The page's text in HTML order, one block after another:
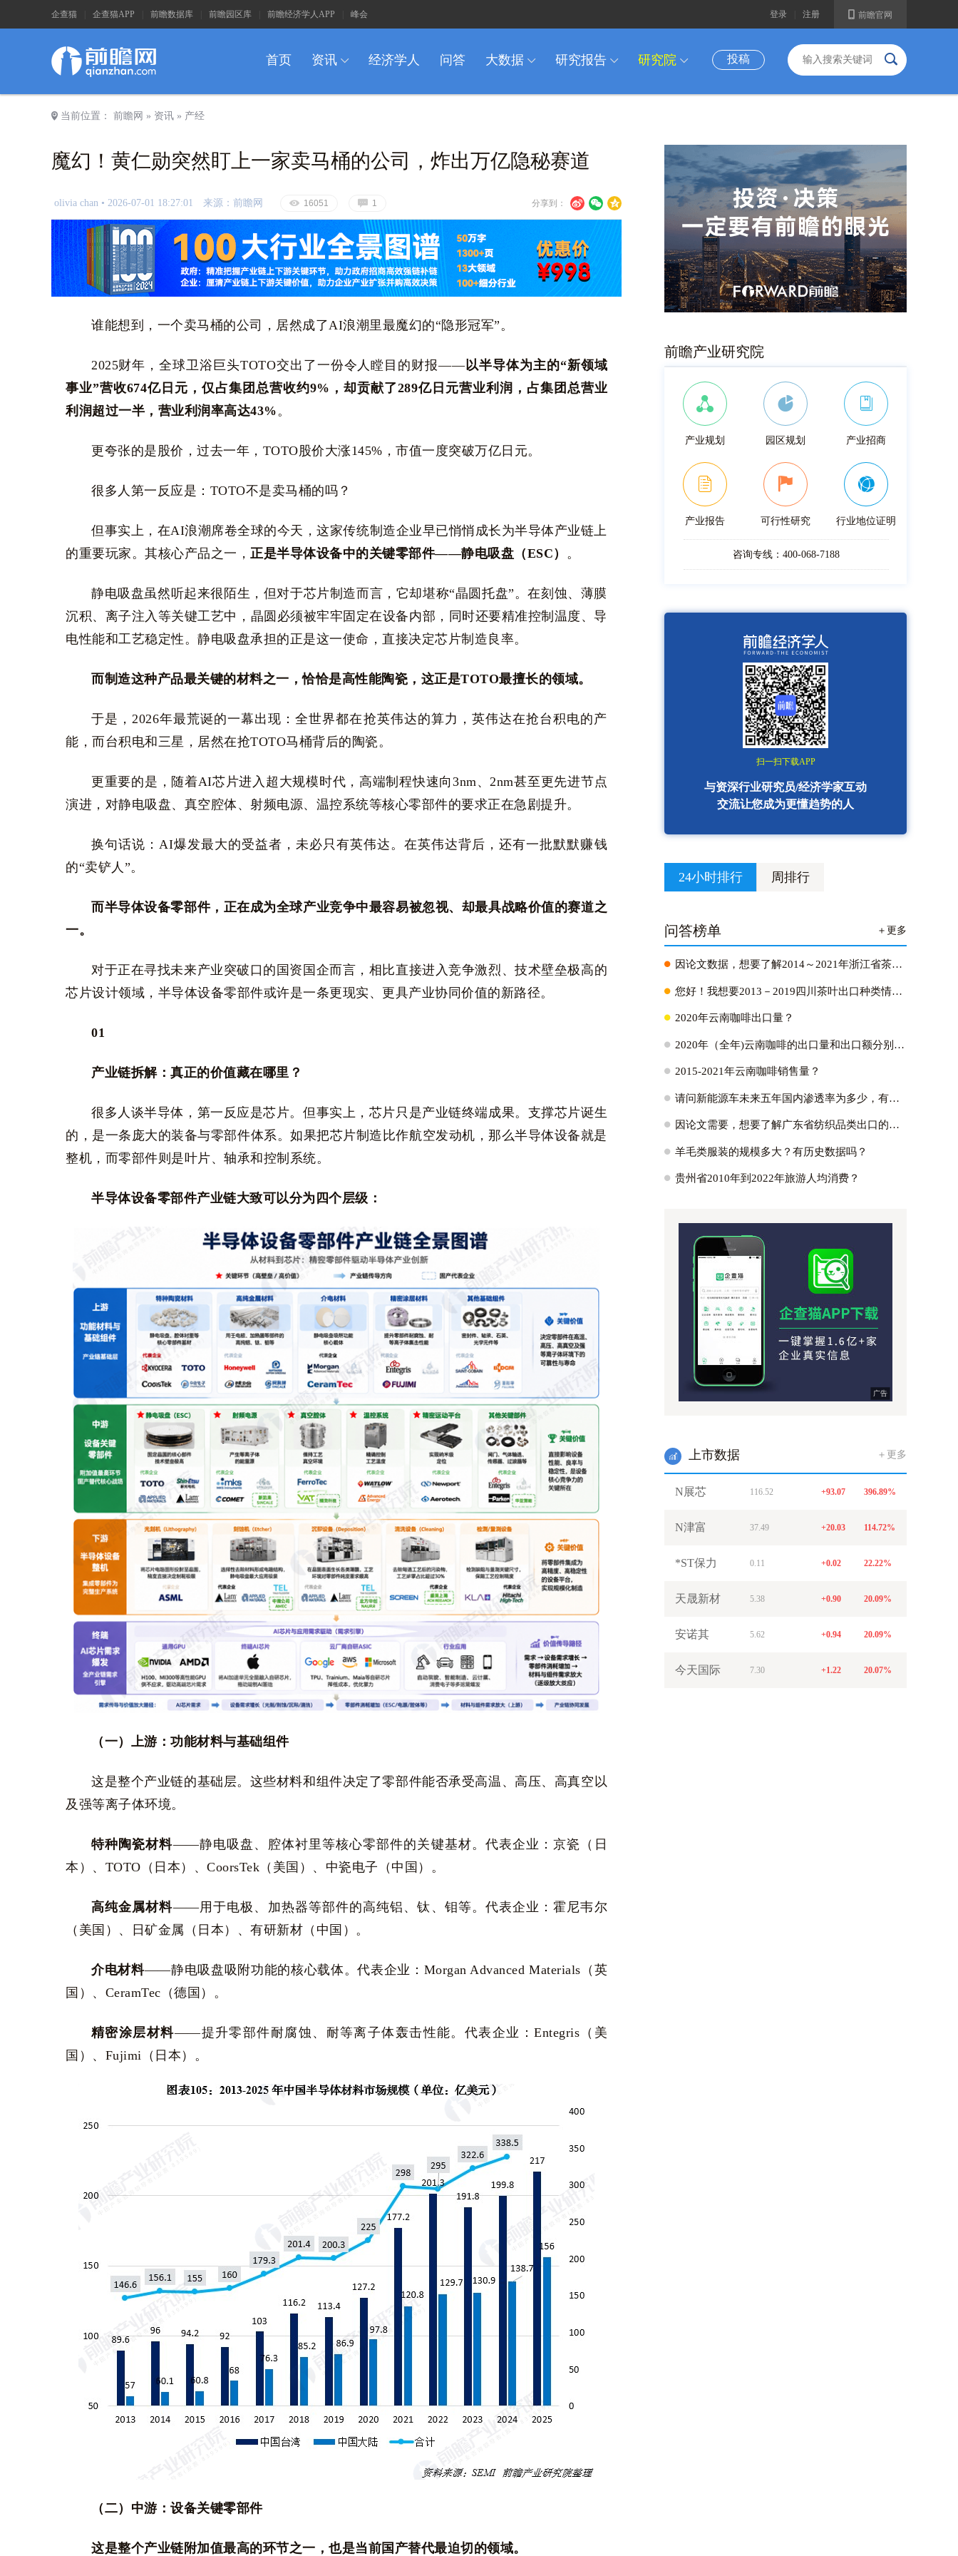
企查猫 企查猫APP 前瞻数据库 前瞻园区库 前瞻经济学人APP 峰会 A 前瞻官网
登录 注册
首页 资讯 I 经济学人 问答 大数据 I 研究报告 I 研究院 I 投稿 B
a 当前位置： 前瞻网 » 资讯 » 产经
魔幻！黄仁勋突然盯上一家卖马桶的公司，炸出万亿隐秘赛道
U V c
分享到：
olivia chan • 2026-07-01 18:27:01 来源：前瞻网 E 16051 G 1
谁能想到，一个卖马桶的公司，居然成了AI浪潮里最魔幻的“隐形冠军”。
2025财年，全球卫浴巨头TOTO交出了一份令人瞠目的财报——以半导体为主的“新领域
事业”营收674亿日元，仅占集团总营收约9%，却贡献了289亿日元营业利润，占集团总营业
利润超过一半，营业利润率高达43%。
更夸张的是股价，过去一年，TOTO股价大涨145%，市值一度突破万亿日元。
很多人第一反应是：TOTO不是卖马桶的吗？
但事实上，在AI浪潮席卷全球的今天，这家传统制造企业早已悄悄成长为半导体产业链上
的重要玩家。其核心产品之一， 正是半导体设备中的关键零部件——静电吸盘（ESC） 。
静电吸盘虽然听起来很陌生，但对于芯片制造而言，它却堪称“晶圆托盘”。在刻蚀、薄膜
沉积、离子注入等关键工艺中，晶圆必须被牢牢固定在设备内部，同时还要精准控制温度、导
电性能和工艺稳定性。静电吸盘承担的正是这一使命，直接决定芯片制造良率。
而制造这种产品最关键的材料之一，恰恰是高性能陶瓷，这正是TOTO最擅长的领域。
于是，2026年最荒诞的一幕出现：全世界都在抢英伟达的算力，英伟达在抢台积电的产
能，而台积电和三星，居然在抢TOTO马桶背后的陶瓷。
更重要的是，随着AI芯片进入超大规模时代，高端制程快速向3nm、2nm甚至更先进节点
演进，对静电吸盘、真空腔体、射频电源、温控系统等核心零部件的要求正在急剧提升。
换句话说：AI爆发最大的受益者，未必只有英伟达。在英伟达背后，还有一批默默赚钱
的“卖铲人”。
而半导体设备零部件，正在成为全球产业竞争中最容易被忽视、却最具战略价值的赛道之
一。
对于正在寻找未来产业突破口的国资国企而言，相比直接进入竞争激烈、技术壁垒极高的
芯片设计领域，半导体设备零部件或许是一条更现实、更具产业协同价值的新路径。
01
产业链拆解：真正的价值藏在哪里？
很多人谈半导体，第一反应是芯片。但事实上，芯片只是产业链终端成果。支撑芯片诞生
的，是一条庞大的装备与零部件体系。如果把芯片制造比作航空发动机，那么半导体设备就是
整机，而零部件则是叶片、轴承和控制系统。
半导体设备零部件产业链大致可以分为四个层级：
（一）上游：功能材料与基础组件
这是整个产业链的基础层。这些材料和组件决定了零部件能否承受高温、高压、高真空以
及强等离子体环境。
特种陶瓷材料——静电吸盘、腔体衬里等核心零部件的关键基材。代表企业：京瓷（日
本）、TOTO（日本）、CoorsTek（美国）、中瓷电子（中国）。
高纯金属材料——用于电极、加热器等部件的高纯铝、钛、钼等。代表企业：霍尼韦尔
（美国）、日矿金属（日本）、有研新材（中国）。
介电材料——静电吸盘吸附功能的核心载体。代表企业：Morgan Advanced Materials（英
国）、CeramTec（德国）。
精密涂层材料——提升零部件耐腐蚀、耐等离子体轰击性能。代表企业：Entegris（美
国）、Fujimi（日本）。
（二）中游：设备关键零部件
这是整个产业链附加值最高的环节之一，也是当前国产替代最迫切的领域。
前瞻产业研究院
产业规划 园区规划 产业招商
产业报告 可行性研究 行业地位证明
咨询专线：400-068-7188
扫一扫下载APP
与资深行业研究员/经济学家互动
交流让您成为更懂趋势的人
24小时排行 周排行
问答榜单 ＋更多
H 因论文数据，想要了解2014～2021年浙江省茶叶出口量、出口金额以及它们占全国比重；2021年浙江省茶叶出口各个国家的出口量？
H 您好！我想要2013－2019四川茶叶出口种类情况:绿茶出口占比~红茶～黑茶~白茶？
H 2020年云南咖啡出口量？
H 2020年（全年)云南咖啡的出口量和出口额分别是多少？
H 2015-2021年云南咖啡销售量？
H 请问新能源车未来五年国内渗透率为多少，有没有测算逻辑参考？国内外新能源车渗透率的峰值能达到多少?
H 因论文需要，想要了解广东省纺织品类出口的主要市场，具体的出口额为多少，不同贸易方式出口额多少占比多少。蟹蟹！？
H 羊毛类服装的规模多大？有历史数据吗？
H 贵州省2010年到2022年旅游人均消费？
广告
w 上市数据 ＋更多
N展芯 116.52 +93.07 396.89%
N津富 37.49 +20.03 114.72%
*ST保力 0.11 +0.02 22.22%
天晟新材 5.38 +0.90 20.09%
安诺其 5.62 +0.94 20.09%
今天国际 7.30 +1.22 20.07%